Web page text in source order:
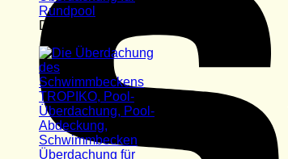
Deutschland